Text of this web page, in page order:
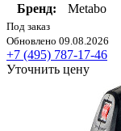
Бренд:
Metabo
Под заказ
Обновлено 09.08.2026
+7 (495) 787-17-46
Уточнить цену